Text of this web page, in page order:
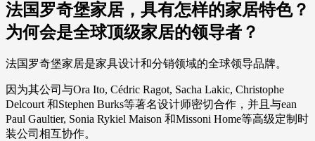
法国罗奇堡家居，具有怎样的家居特色？
为何会是全球顶级家居的领导者？
法国罗奇堡家居是家具设计和分销领域的全球领导品牌。
因为其公司与Ora Ito, Cédric Ragot, Sacha Lakic, Christophe
Delcourt 和Stephen Burks等著名设计师密切合作，并且与ean
Paul Gaultier, Sonia Rykiel Maison 和Missoni Home等高级定制时
装公司相互协作。